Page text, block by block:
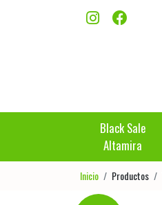
Black Sale
Altamira
Inicio Productos